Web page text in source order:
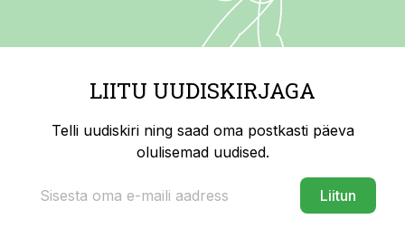
LIITU UUDISKIRJAGA
Telli uudiskiri ning saad oma postkasti päeva
olulisemad uudised.
Liitun